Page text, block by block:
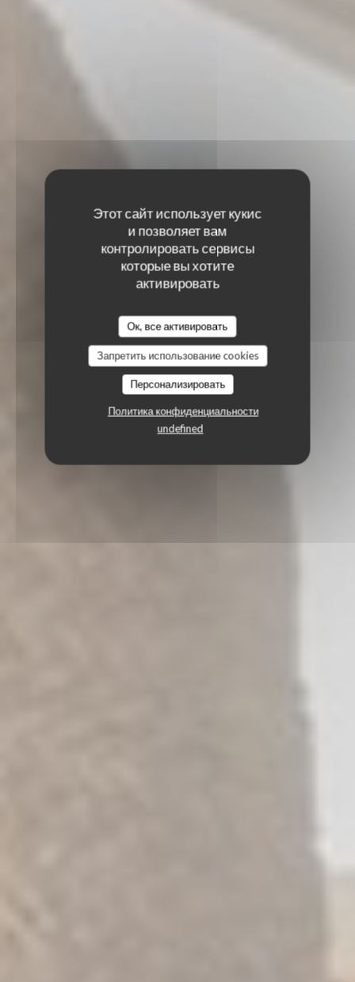
Этот сайт использует кукис
и позволяет вам
контролировать сервисы
которые вы хотите
активировать
Ок, все активировать
Запретить использование cookies
Персонализировать
Политика конфиденциальности
undefined